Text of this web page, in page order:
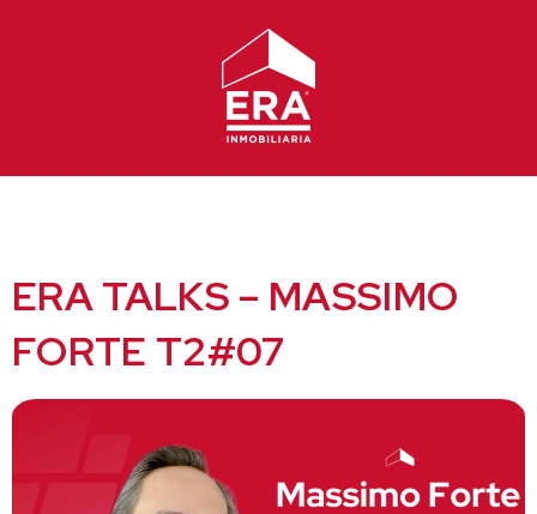
ERA TALKS – MASSIMO
FORTE T2#07